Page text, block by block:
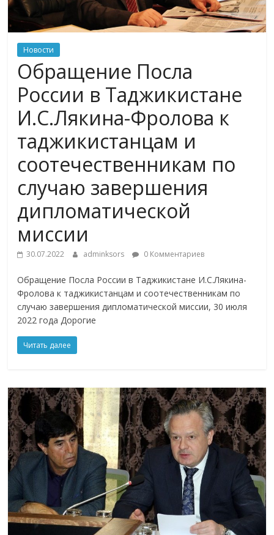
Новости
Обращение Посла
России в Таджикистане
И.С.Лякина-Фролова к
таджикистанцам и
соотечественникам по
случаю завершения
дипломатической
миссии
30.07.2022 adminksors 0 Комментариев
Обращение Посла России в Таджикистане И.С.Лякина-
Фролова к таджикистанцам и соотечественникам по
случаю завершения дипломатической миссии, 30 июля
2022 года Дорогие
Читать далее